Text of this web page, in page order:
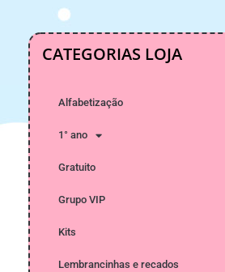
CATEGORIAS LOJA
Alfabetização
1° ano
Gratuito
Grupo VIP
Kits
Lembrancinhas e recados